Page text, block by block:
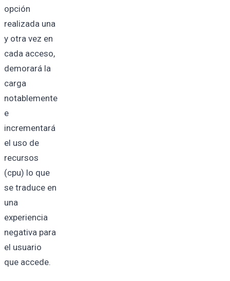
opción
realizada una
y otra vez en
cada acceso,
demorará la
carga
notablemente
e
incrementará
el uso de
recursos
(cpu) lo que
se traduce en
una
experiencia
negativa para
el usuario
que accede.